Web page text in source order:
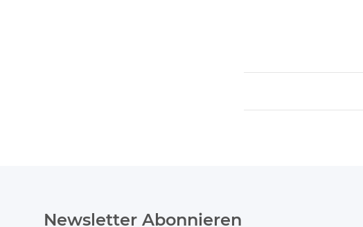
Newsletter Abonnieren